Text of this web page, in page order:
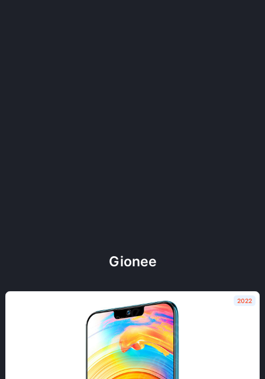
Gionee
2022